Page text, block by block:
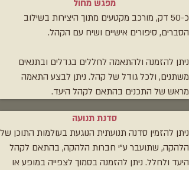
מפגש מחול
כ-50 דק, מורכב מקטעים מתוך היצירות בשילוב
הסברים, סיפורים אישיים ושיח עם הקהל.
ניתן להזמנה ולהתאמה לחללים בגדלים ובתנאים
משתנים, ולכל גודל של קהל. ניתן לבצע התאמה
מראש של התכנים בהתאם לקהל היעד.
סדנת תנועה
ניתן להזמין סדנה תנועתית הנוגעת בעולמות התוכן של
הלהקה, שתועבר ע"י חברות הלהקה, בהתאם לקהל
היעד ולחלל. ניתן להזמנה בסמוך לצפייה במופע או